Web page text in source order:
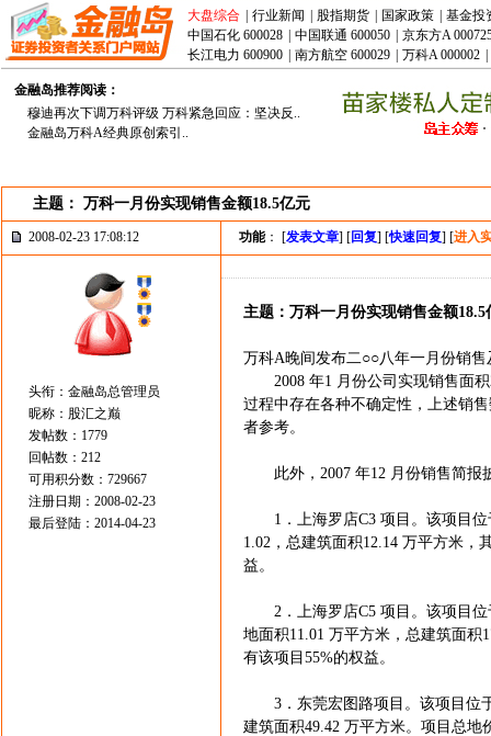
大盘综合 行业新闻 股指期货 国家政策
基金投
中国石化 600028
中国联通 600050
京东方A
长江电力 600900
南方航空 600029 万科A 000002
金融岛推荐阅读：
穆迪再次下调万科评级 万科紧急回应：坚决反..
金融岛万科A经典原创索引..
主题： 万科一月份实现销售金额18.5亿元
2008-02-23 17:08:12 功能： [发表文章] [回复] [快速回复] [进入
头衔：金融岛总管理员
昵称：股汇之巅
发帖数：1779
回帖数：212
可用积分数：729667
注册日期：2008-02-23
最后登陆：2014-04-23
主题：万科一月份实现销售金额18.5
万科A晚间发布二○○八年一月份销
2008 年1 月份公司实现销售面积
过程中存在各种不确定性，上述销
者参考。
此外，2007 年12 月份销售简报
1．上海罗店C3 项目。该项目位
1.02，总建筑面积12.14 万平方米，
益。
2．上海罗店C5 项目。该项目位
地面积11.01 万平方米，总建筑面积
有该项目55%的权益。
3．东莞宏图路项目。该项目位于
建筑面积49.42 万平方米。项目总地